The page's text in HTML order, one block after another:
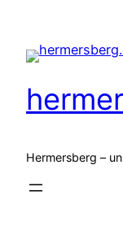
springen
Hermersberg –